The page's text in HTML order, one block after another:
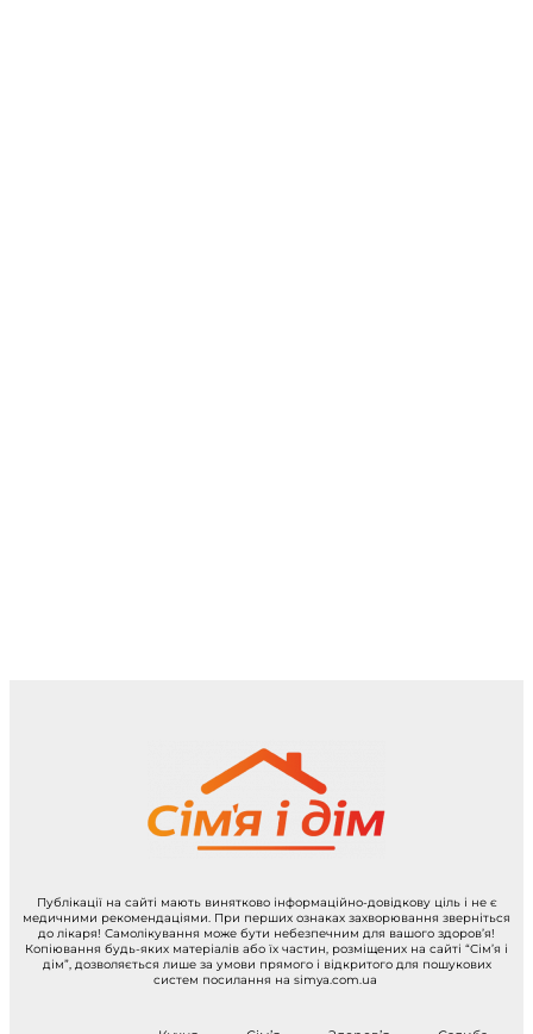
Публікації на сайті мають винятково інформаційно-довідкову ціль і не є
медичними рекомендаціями. При перших ознаках захворювання зверніться
до лікаря! Самолікування може бути небезпечним для вашого здоров’я!
Копіювання будь-яких матеріалів або їх частин, розміщених на сайті “Сім’я і
дім”, дозволяється лише за умови прямого і відкритого для пошукових
систем посилання на simya.com.ua